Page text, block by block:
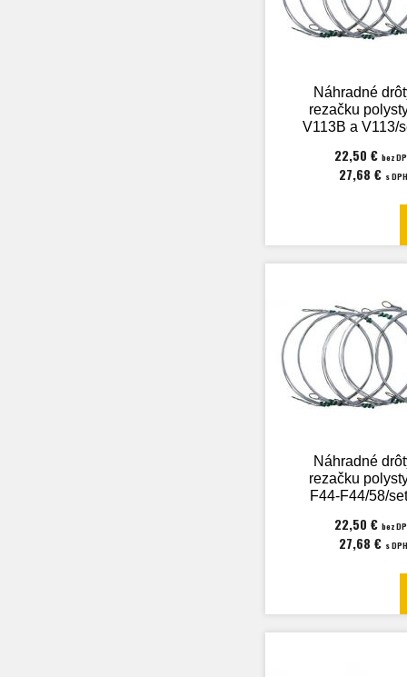
Náhradné
rezačku
V113B a V113/
22,50 € bez
27,68 € s DPH
Náhradné
rezačku
F44-F44/58/
22,50 € bez
27,68 € s DPH